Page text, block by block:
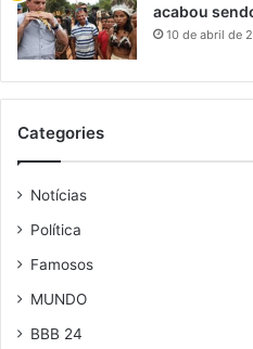
acabou
10 de abril de
Categories
Notícias
Política
Famosos
MUNDO
BBB 24